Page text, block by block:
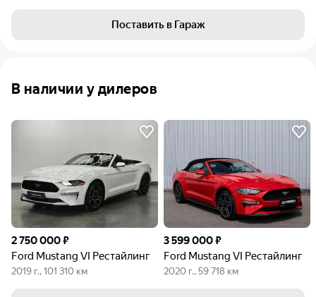
Поставить в Гараж
В наличии у дилеров
2 750 000 ₽
Ford Mustang VI Рестайлинг
2019 г., 101 310 км
3 599 000 ₽
Ford Mustang VI Рестайлинг
2020 г., 59 718 км